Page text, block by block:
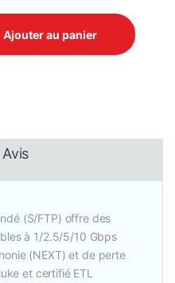
Câble réseau préserti –
Ajouter au panier
(S/FTP) offre des
à 1/2.5/5/10 Gbps
(NEXT) et de perte
et certifié ETL